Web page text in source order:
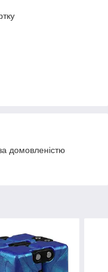
домовленістю